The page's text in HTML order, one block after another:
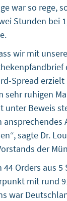
war so rege,
Stunden bei
wir mit
Spread
sehr ruhigen
unter Beweis
ansprechendes
sagte Dr.
der
Orders aus 5
mit rund
war